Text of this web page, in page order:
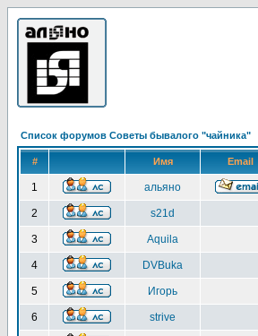
Список форумов Советы бывалого "чайника"
# Имя Email
1 альяно
2 s21d
3 Aquila
4 DVBuka
5 Игорь
6 strive